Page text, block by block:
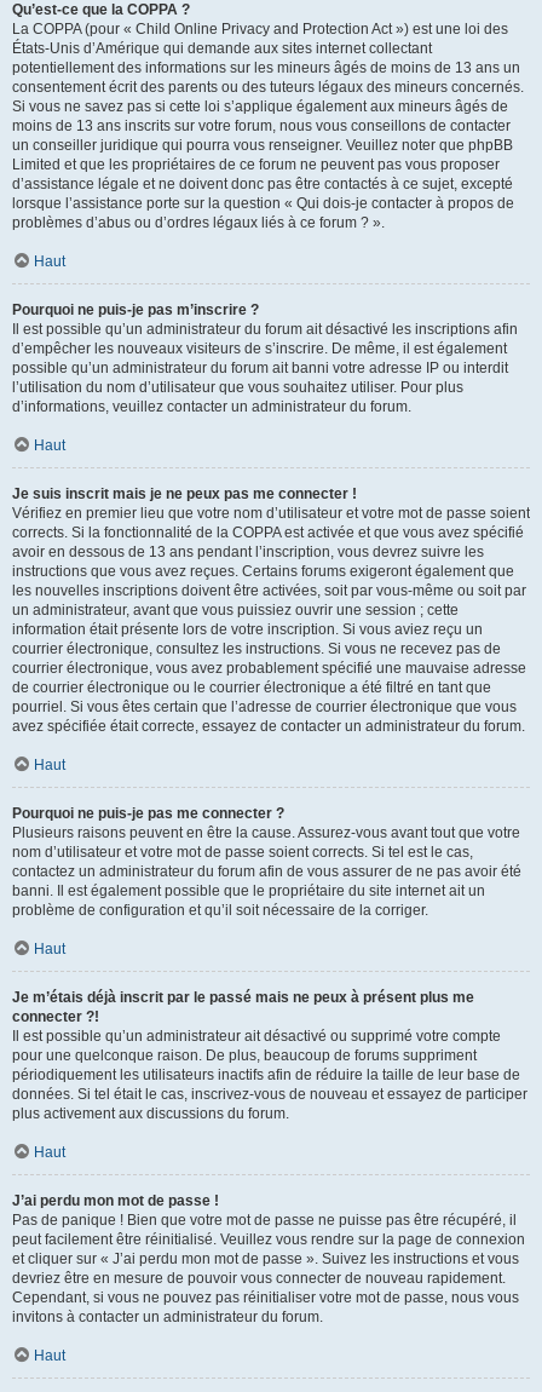
Qu’est-ce que la COPPA ?
La COPPA (pour « Child Online Privacy and Protection Act ») est une loi des
États-Unis d’Amérique qui demande aux sites internet collectant
potentiellement des informations sur les mineurs âgés de moins de 13 ans un
consentement écrit des parents ou des tuteurs légaux des mineurs concernés.
Si vous ne savez pas si cette loi s’applique également aux mineurs âgés de
moins de 13 ans inscrits sur votre forum, nous vous conseillons de contacter
un conseiller juridique qui pourra vous renseigner. Veuillez noter que phpBB
Limited et que les propriétaires de ce forum ne peuvent pas vous proposer
d’assistance légale et ne doivent donc pas être contactés à ce sujet, excepté
lorsque l’assistance porte sur la question « Qui dois-je contacter à propos de
problèmes d’abus ou d’ordres légaux liés à ce forum ? ».
Haut
Pourquoi ne puis-je pas m’inscrire ?
Il est possible qu’un administrateur du forum ait désactivé les inscriptions afin
d’empêcher les nouveaux visiteurs de s’inscrire. De même, il est également
possible qu’un administrateur du forum ait banni votre adresse IP ou interdit
l’utilisation du nom d’utilisateur que vous souhaitez utiliser. Pour plus
d’informations, veuillez contacter un administrateur du forum.
Haut
Je suis inscrit mais je ne peux pas me connecter !
Vérifiez en premier lieu que votre nom d’utilisateur et votre mot de passe soient
corrects. Si la fonctionnalité de la COPPA est activée et que vous avez spécifié
avoir en dessous de 13 ans pendant l’inscription, vous devrez suivre les
instructions que vous avez reçues. Certains forums exigeront également que
les nouvelles inscriptions doivent être activées, soit par vous-même ou soit par
un administrateur, avant que vous puissiez ouvrir une session ; cette
information était présente lors de votre inscription. Si vous aviez reçu un
courrier électronique, consultez les instructions. Si vous ne recevez pas de
courrier électronique, vous avez probablement spécifié une mauvaise adresse
de courrier électronique ou le courrier électronique a été filtré en tant que
pourriel. Si vous êtes certain que l’adresse de courrier électronique que vous
avez spécifiée était correcte, essayez de contacter un administrateur du forum.
Haut
Pourquoi ne puis-je pas me connecter ?
Plusieurs raisons peuvent en être la cause. Assurez-vous avant tout que votre
nom d’utilisateur et votre mot de passe soient corrects. Si tel est le cas,
contactez un administrateur du forum afin de vous assurer de ne pas avoir été
banni. Il est également possible que le propriétaire du site internet ait un
problème de configuration et qu’il soit nécessaire de la corriger.
Haut
Je m’étais déjà inscrit par le passé mais ne peux à présent plus me
connecter ?!
Il est possible qu’un administrateur ait désactivé ou supprimé votre compte
pour une quelconque raison. De plus, beaucoup de forums suppriment
périodiquement les utilisateurs inactifs afin de réduire la taille de leur base de
données. Si tel était le cas, inscrivez-vous de nouveau et essayez de participer
plus activement aux discussions du forum.
Haut
J’ai perdu mon mot de passe !
Pas de panique ! Bien que votre mot de passe ne puisse pas être récupéré, il
peut facilement être réinitialisé. Veuillez vous rendre sur la page de connexion
et cliquer sur « J’ai perdu mon mot de passe ». Suivez les instructions et vous
devriez être en mesure de pouvoir vous connecter de nouveau rapidement.
Cependant, si vous ne pouvez pas réinitialiser votre mot de passe, nous vous
invitons à contacter un administrateur du forum.
Haut